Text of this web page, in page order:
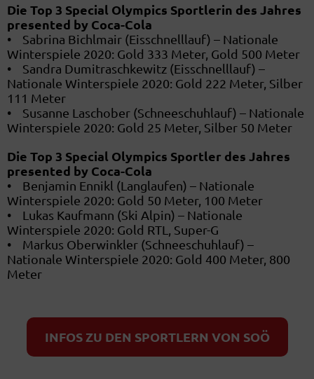
Die Top 3 Special Olympics Sportlerin des Jahres
presented by Coca-Cola
• Sabrina Bichlmair (Eisschnelllauf) – Nationale
Winterspiele 2020: Gold 333 Meter, Gold 500 Meter
• Sandra Dumitraschkewitz (Eisschnelllauf) –
Nationale Winterspiele 2020: Gold 222 Meter, Silber
111 Meter
• Susanne Laschober (Schneeschuhlauf) – Nationale
Winterspiele 2020: Gold 25 Meter, Silber 50 Meter
Die Top 3 Special Olympics Sportler des Jahres
presented by Coca-Cola
• Benjamin Ennikl (Langlaufen) – Nationale
Winterspiele 2020: Gold 50 Meter, 100 Meter
• Lukas Kaufmann (Ski Alpin) – Nationale
Winterspiele 2020: Gold RTL, Super-G
• Markus Oberwinkler (Schneeschuhlauf) –
Nationale Winterspiele 2020: Gold 400 Meter, 800
Meter
INFOS ZU DEN SPORTLERN VON SOÖ